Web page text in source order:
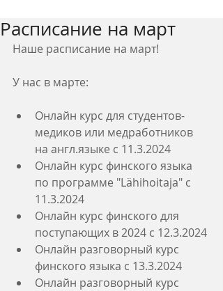
Расписание на март
Наше расписание на март!
У нас в марте:
Онлайн курс для студентов-
медиков или медработников
на англ.языке с 11.3.2024
Онлайн курс финского языка
по программе "Lähihoitaja" с
11.3.2024
Онлайн курс финского для
поступающих в 2024 с 12.3.2024
Онлайн разговорный курс
финского языка с 13.3.2024
Онлайн разговорный курс